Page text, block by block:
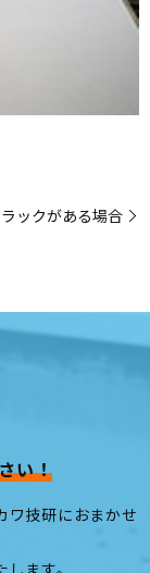
ックがある場合
い！
ワ技研におまかせ
ます。